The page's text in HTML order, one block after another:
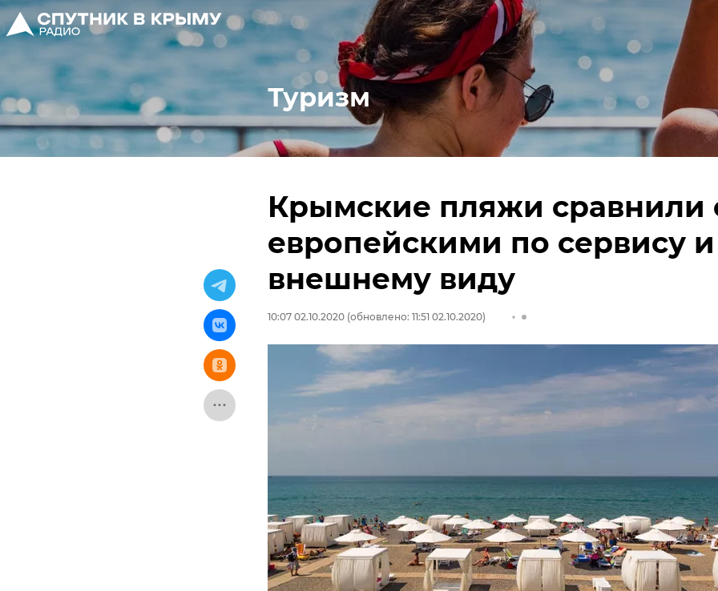
Туризм
Крымские пляжи сравнили
европейскими по сервису и
внешнему виду
10:07 02.10.2020 (обновлено: 11:51 02.10.2020)